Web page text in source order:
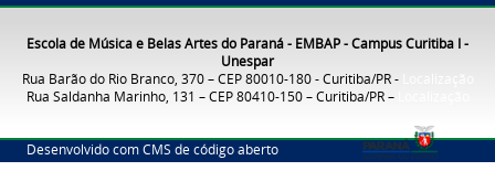
Escola de Música e Belas Artes do Paraná - EMBAP - Campus Curitiba I -
Unespar
Rua Barão do Rio Branco, 370 – CEP 80010-180 - Curitiba/PR -
Rua Saldanha Marinho, 131 – CEP 80410-150 – Curitiba/PR –
Desenvolvido com CMS de código aberto